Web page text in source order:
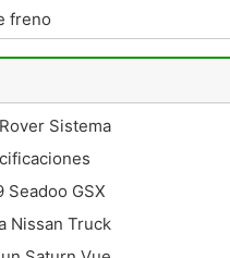
1997
freno
Sistema
Seadoo GSX
Nissan Truck